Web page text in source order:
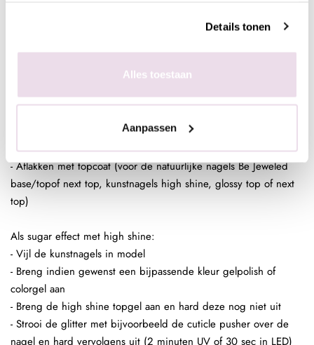
Details tonen
Alles toestaan
Aanpassen
- Pak met de fluffy brush een kleine hoeveelheid glitters op en
- Breng de rubber base, superbond base gel, of Be Jeweled
base/top aan
poets deze in de plaklaag van de gelpolish.
- Enkele seconden fixeren in de lamp
- Aflakken met topcoat (voor de natuurlijke nagels Be Jeweled
base/topof next top, kunstnagels high shine, glossy top of next
top)
Als sugar effect met high shine:
- Vijl de kunstnagels in model
- Breng indien gewenst een bijpassende kleur gelpolish of
colorgel aan
- Breng de high shine topgel aan en hard deze nog niet uit
- Strooi de glitter met bijvoorbeeld de cuticle pusher over de
nagel en hard vervolgens uit (2 minuten UV of 30 sec in LED)